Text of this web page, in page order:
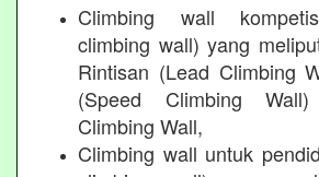
Climbing wall
climbing wall) yang
Rintisan (Lead Climbing
(Speed Climbing
Climbing Wall,
Climbing wall untuk